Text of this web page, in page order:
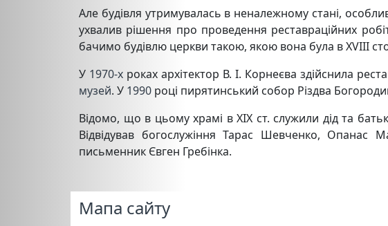
Але будівля утримувалась в неналежному стані,
ухвалив рішення про проведення реставраційних
бачимо будівлю церкви такою, якою вона була в XVIIІ
У 1970-хроках архітектор В. І. Корнеєва здійснила
музей. У 1990 році пирятинський собор Різдва
Відомо, що в цьому храмі в ХІХ ст. служили дід та
Відвідував богослужіння Тарас Шевченко,
письменник Євген Гребінка.
Мапа сайту